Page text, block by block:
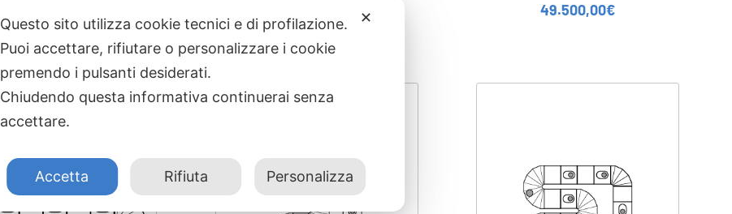
49.500,00€
✕
Questo sito utilizza cookie tecnici e di profilazione.
Puoi accettare, rifiutare o personalizzare i cookie
premendo i pulsanti desiderati.
Chiudendo questa informativa continuerai senza
accettare.
Accetta Rifiuta Personalizza